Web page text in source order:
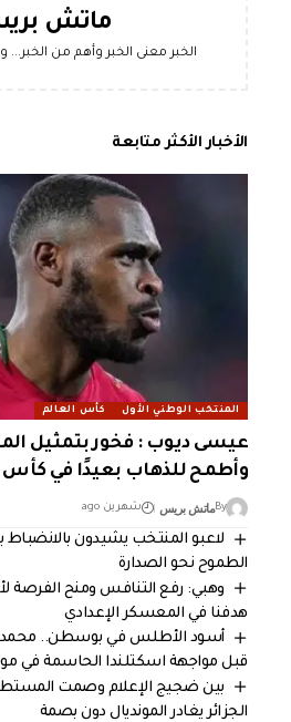
ماتش
الخبر معنى الخبر وأهم من الخبر...
الأخبار الأكثر متابعة
المنتخب الوطني الأول كأس العالم
عيسى ديوب : فخور بتمثيل
وأطمح للذهاب بعيدًا في كأس
Byماتش بريس شهرين ago
لاعبو المنتخب يشيدون
الطموح نحو الصدارة
وهبي: رفع التنافس ومنح الفرصة
هدفنا في المعسكر الإعدادي
أسود الأطلس في بوسطن.. محمد
قبل مواجهة اسكتلندا الحاسمة في
بين ضجيج الإعلام وصمت
الجزائر يغادر المونديال دون بصمة